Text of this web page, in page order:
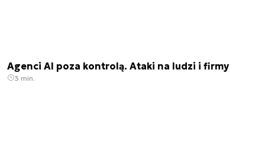
Agenci AI poza kontrolą. Ataki na ludzi i firmy
3 min.